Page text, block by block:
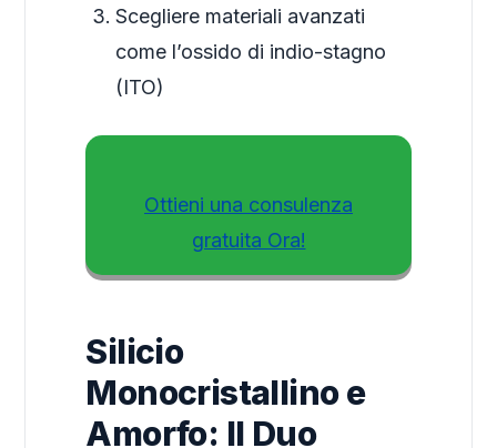
Scegliere materiali avanzati
come l’ossido di indio-stagno
(ITO)
Ottieni una consulenza
gratuita Ora!
Silicio
Monocristallino e
Amorfo: Il Duo